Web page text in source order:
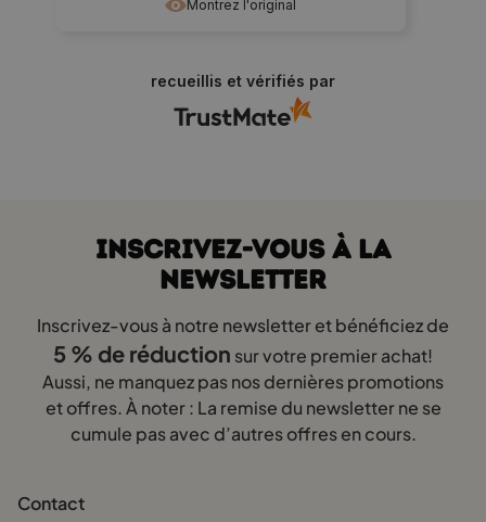
Montrez l'original
Montessori Naturel M
recueillis et vérifiés par
INSCRIVEZ-VOUS À LA
NEWSLETTER
Inscrivez-vous à notre newsletter et bénéficiez de
5 % de réduction sur votre premier achat!
Aussi, ne manquez pas nos dernières promotions
et offres. À noter : La remise du newsletter ne se
cumule pas avec d’autres offres en cours.
Contact